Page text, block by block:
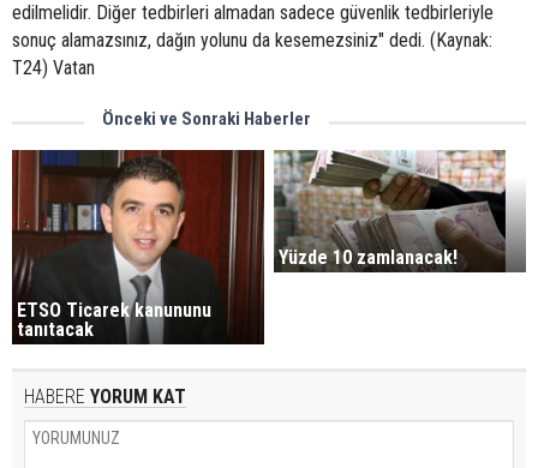
edilmelidir. Diğer tedbirleri almadan sadece güvenlik tedbirleriyle
sonuç alamazsınız, dağın yolunu da kesemezsiniz" dedi. (Kaynak:
T24) Vatan
Önceki ve Sonraki Haberler
ETSO Ticarek kanununu
tanıtacak
Yüzde 10 zamlanacak!
HABERE YORUM KAT